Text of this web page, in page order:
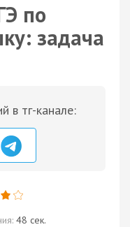
по
задача
в тг-канале:
48 сек.